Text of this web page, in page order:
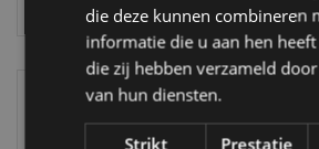
die deze kunnen combineren
informatie die u aan hen
die zij hebben verzameld
van hun diensten.
Strikt
Prestatie